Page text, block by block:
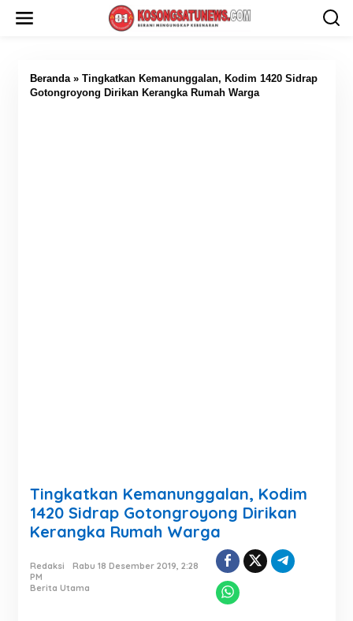
Beranda» Tingkatkan Kemanunggalan, Kodim 1420 Sidrap
Gotongroyong Dirikan Kerangka Rumah Warga
Tingkatkan Kemanunggalan, Kodim
1420 Sidrap Gotongroyong Dirikan
Kerangka Rumah Warga
Redaksi
Rabu 18 Desember 2019, 2:28
PM
Berita Utama